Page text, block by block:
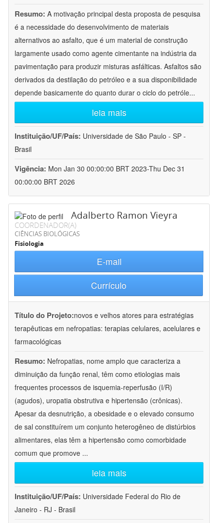
Resumo: A motivação principal desta proposta de pesquisa
é a necessidade do desenvolvimento de materiais
alternativos ao asfalto, que é um material de construção
largamente usado como agente cimentante na indústria da
pavimentação para produzir misturas asfálticas. Asfaltos são
derivados da destilação do petróleo e a sua disponibilidade
depende basicamente do quanto durar o ciclo do petróle...
leia mais
Instituição/UF/País: Universidade de São Paulo - SP -
Brasil
Vigência: Mon Jan 30 00:00:00 BRT 2023-Thu Dec 31
00:00:00 BRT 2026
Adalberto Ramon Vieyra
COORDENADOR(A)
CIÊNCIAS BIOLÓGICAS
Fisiologia
E-mail
Currículo
Título do Projeto:novos e velhos atores para estratégias
terapêuticas em nefropatias: terapias celulares, acelulares e
farmacológicas
Resumo: Nefropatias, nome amplo que caracteriza a
diminuição da função renal, têm como etiologias mais
frequentes processos de isquemia-reperfusão (I/R)
(agudos), uropatia obstrutiva e hipertensão (crônicas).
Apesar da desnutrição, a obesidade e o elevado consumo
de sal constituírem um conjunto heterogêneo de distúrbios
alimentares, elas têm a hipertensão como comorbidade
comum que promove ...
leia mais
Instituição/UF/País: Universidade Federal do Rio de
Janeiro - RJ - Brasil